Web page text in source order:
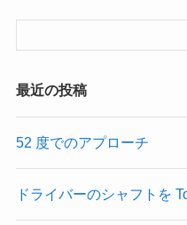
最近の投稿
52 度でのアプローチ
ドライバーのシャフトを